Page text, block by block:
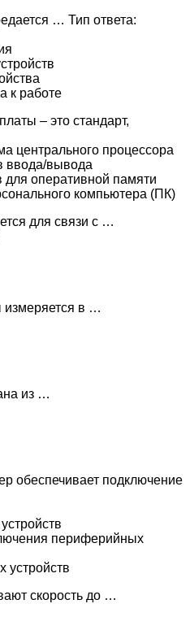
… Тип ответа:
к работе
– это стандарт,
центрального процессора
ввода/вывода
для оперативной памяти
компьютера (ПК)
для связи с …
измеряется в …
из …
обеспечивает подключение
периферийных
устройств
скорость до …